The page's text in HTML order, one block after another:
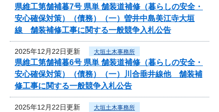
県維工第舗補暮7号 県単 舗装道補修（暮らしの安全・
安心確保対策）（債務）（一）曽井中島美江寺大垣
線 舗装補修工事に関する一般競争入札公告
2025年12月22日更新 大垣土木事務所
県維工第舗補暮6号 県単 舗装道補修（暮らしの安全・
安心確保対策）（債務）（一）川合垂井線他 舗装補
修工事に関する一般競争入札公告
2025年12月22日更新 大垣土木事務所